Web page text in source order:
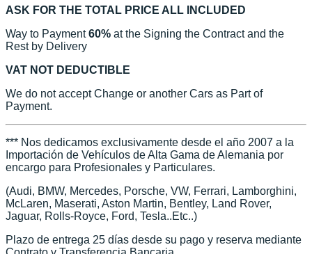
ASK FOR THE TOTAL PRICE ALL INCLUDED
Way to Payment60% at the Signing the Contract and the
Rest by Delivery
VAT NOT DEDUCTIBLE
We do not accept Change or another Cars as Part of
Payment.
*** Nos dedicamos exclusivamente desde el año 2007 a la
Importación de Vehículos de Alta Gama de Alemania por
encargo para Profesionales y Particulares.
(Audi, BMW, Mercedes, Porsche, VW, Ferrari, Lamborghini,
McLaren, Maserati, Aston Martin, Bentley, Land Rover,
Jaguar, Rolls-Royce, Ford, Tesla..Etc..)
Plazo de entrega 25 días desde su pago y reserva mediante